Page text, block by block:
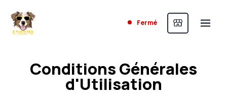
Fermé
Conditions Générales
d'Utilisation